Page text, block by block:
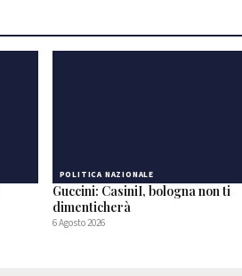
POLITICA NAZIONALE
Guccini: CasiniI, bologna non ti
dimenticherà
6 Agosto 2026